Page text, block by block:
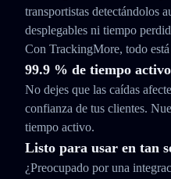
transportistas detectándolos
desplegables ni tiempo
Con TrackingMore, todo
99.9 % de tiempo activo
No dejes que las caídas
confianza de tus clientes.
tiempo activo.
Listo para usar en tan
¿Preocupado por una